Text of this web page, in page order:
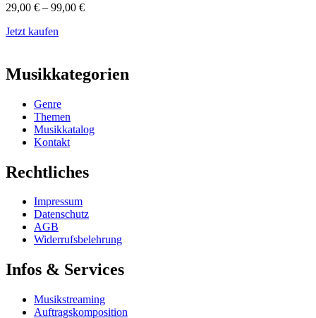
29,00 € – 99,00 €
Jetzt kaufen
Musikkategorien
Genre
Themen
Musikkatalog
Kontakt
Rechtliches
Impressum
Datenschutz
AGB
Widerrufsbelehrung
Infos & Services
Musikstreaming
Auftragskomposition